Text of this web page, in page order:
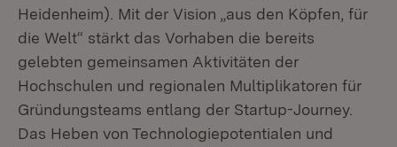
Heidenheim). Mit der Vision „aus den Köpfen, für
die Welt“ stärkt das Vorhaben die bereits
gelebten gemeinsamen Aktivitäten der
Hochschulen und regionalen Multiplikatoren für
Gründungsteams entlang der Startup-Journey.
Das Heben von Technologiepotentialen und